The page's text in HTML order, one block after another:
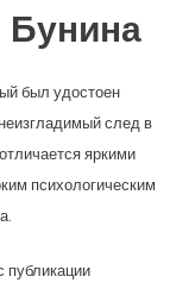
Бунина
был удостоен
след в
яркими
психологическим
публикации